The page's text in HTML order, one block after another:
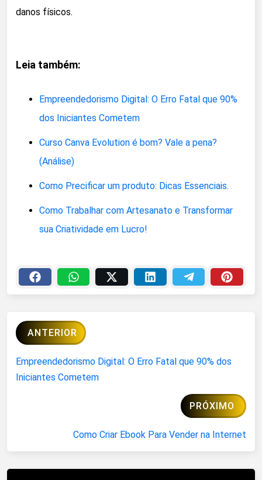
danos físicos.
Leia também:
Empreendedorismo Digital: O Erro Fatal que 90%
dos Iniciantes Cometem
Curso Canva Evolution é bom? Vale a pena?
(Análise)
Como Precificar um produto: Dicas Essenciais.
Como Trabalhar com Artesanato e Transformar
sua Criatividade em Lucro!
ANTERIOR
Empreendedorismo Digital: O Erro Fatal que 90% dos
Iniciantes Cometem
PRÓXIMO
Como Criar Ebook Para Vender na Internet